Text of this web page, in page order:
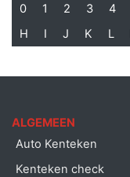
0 1 2 3 4
H
I J K L
ALGEMEEN
Auto Kenteken
Kenteken check